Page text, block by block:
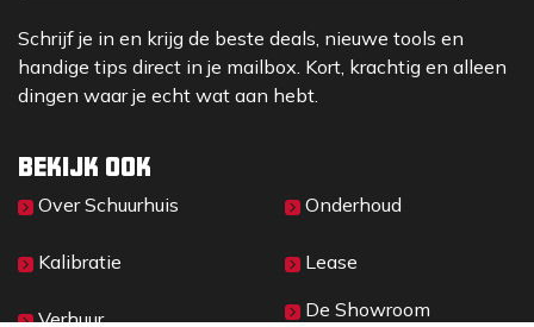
Schrijf je in en krijg de beste deals, nieuwe tools en
handige tips direct in je mailbox. Kort, krachtig en alleen
dingen waar je echt wat aan hebt.
Bekijk ook
Over Sc​huurhuis
Kalibratie
Verhuur
Onderhoud
Lease
De Showroom